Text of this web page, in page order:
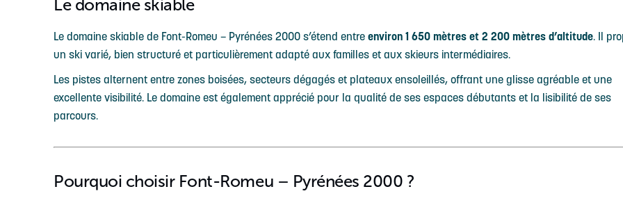
Le domaine skiable
Le domaine skiable de Font-Romeu – Pyrénées 2000 s’étend entre environ 1 650 mètres et 2 200 mètres d’altitude. Il
un ski varié, bien structuré et particulièrement adapté aux familles et aux skieurs intermédiaires.
Les pistes alternent entre zones boisées, secteurs dégagés et plateaux ensoleillés, offrant une glisse agréable et une
excellente visibilité. Le domaine est également apprécié pour la qualité de ses espaces débutants et la lisibilité de ses
parcours.
Pourquoi choisir Font-Romeu – Pyrénées 2000 ?